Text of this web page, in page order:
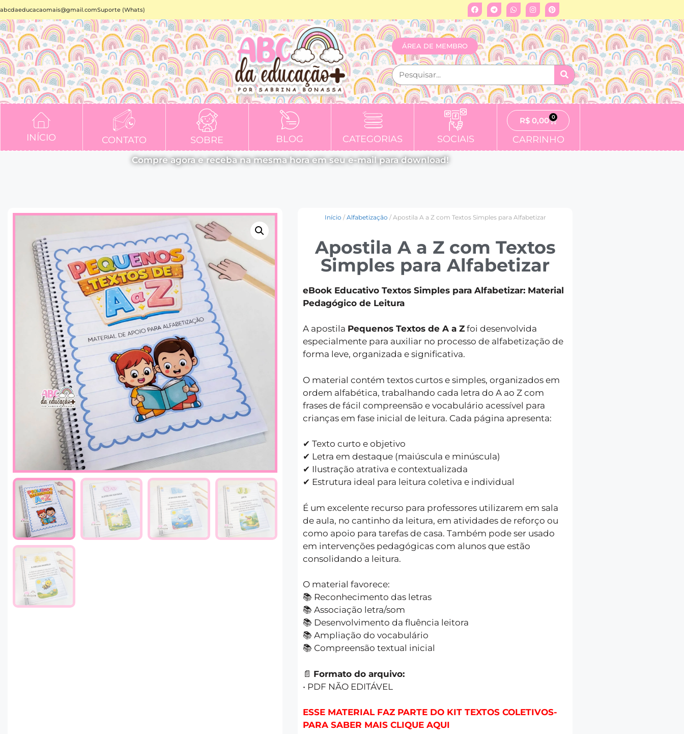
abcdaeducacaomais@gmail.comSuporte (Whats)
ÁREA DE MEMBRO
INÍCIO CONTATO SOBRE BLOG CATEGORIAS SOCIAIS
R$ 0,00 0
CARRINHO
Compre agora e receba na mesma hora em seu e-mail para download!
Início / Alfabetização / Apostila A a Z com Textos Simples para Alfabetizar
Apostila A a Z com Textos
Simples para Alfabetizar
eBook Educativo Textos Simples para Alfabetizar: Material
Pedagógico de Leitura
A apostila Pequenos Textos de A a Z foi desenvolvida
especialmente para auxiliar no processo de alfabetização de
forma leve, organizada e significativa.
O material contém textos curtos e simples, organizados em
ordem alfabética, trabalhando cada letra do A ao Z com
frases de fácil compreensão e vocabulário acessível para
crianças em fase inicial de leitura. Cada página apresenta:
✔ Texto curto e objetivo
✔ Letra em destaque (maiúscula e minúscula)
✔ Ilustração atrativa e contextualizada
✔ Estrutura ideal para leitura coletiva e individual
É um excelente recurso para professores utilizarem em sala
de aula, no cantinho da leitura, em atividades de reforço ou
como apoio para tarefas de casa. Também pode ser usado
em intervenções pedagógicas com alunos que estão
consolidando a leitura.
O material favorece:
📚 Reconhecimento das letras
📚 Associação letra/som
📚 Desenvolvimento da fluência leitora
📚 Ampliação do vocabulário
📚 Compreensão textual inicial
📄 Formato do arquivo:
• PDF NÃO EDITÁVEL
ESSE MATERIAL FAZ PARTE DO KIT TEXTOS COLETIVOS-
PARA SABER MAIS CLIQUE AQUI